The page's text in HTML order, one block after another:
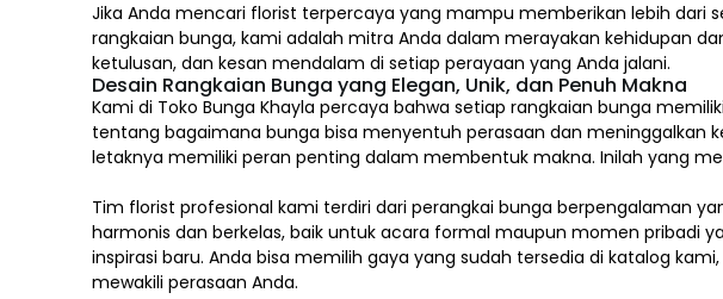
Jika Anda mencari florist terpercaya yang mampu memberikan lebih dari
rangkaian bunga, kami adalah mitra Anda dalam merayakan kehidupan
ketulusan, dan kesan mendalam di setiap perayaan yang Anda jalani.
Desain Rangkaian Bunga yang Elegan, Unik, dan Penuh Makna
Kami di Toko Bunga Khayla percaya bahwa setiap rangkaian bunga
tentang bagaimana bunga bisa menyentuh perasaan dan meninggalkan
letaknya memiliki peran penting dalam membentuk makna. Inilah yang
Tim florist profesional kami terdiri dari perangkai bunga berpengalaman
harmonis dan berkelas, baik untuk acara formal maupun momen pribadi
inspirasi baru. Anda bisa memilih gaya yang sudah tersedia di katalog
mewakili perasaan Anda.